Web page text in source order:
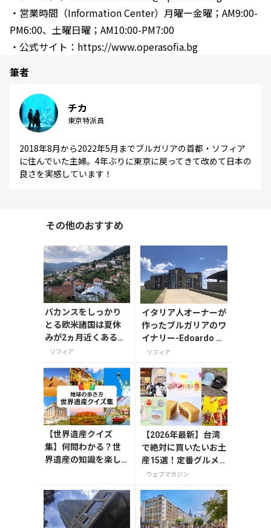
・営業時間（Information Center）月曜ー金曜；AM9:00-
PM6:00、土曜日曜；AM10:00-PM7:00
・公式サイト：https://www.operasofia.bg
筆者
チカ
東京特派員
2018年8月から2022年5月までブルガリアの首都・ソフィア
に住んでいた主婦。4年ぶりに東京に戻ってきて改めて日本の
良さを実感しています！
その他のおすすめ
バカンスをしっかり
とる欧米諸国は夏休
みが2ヵ月近くある学
校がほとんど。
ソフィア
イタリア人オーナーが
作ったブルガリアのワ
イナリー-Edoardo Mi
roglio Wine Cellar
ソフィア
【世界遺産クイズ
集】何問わかる？世
界遺産の知識を楽し
【2026年最新】台湾
で絶対に買いたいお土
産15選！定番グルメ
やかわいい雑貨、限定
ウェブマガジン